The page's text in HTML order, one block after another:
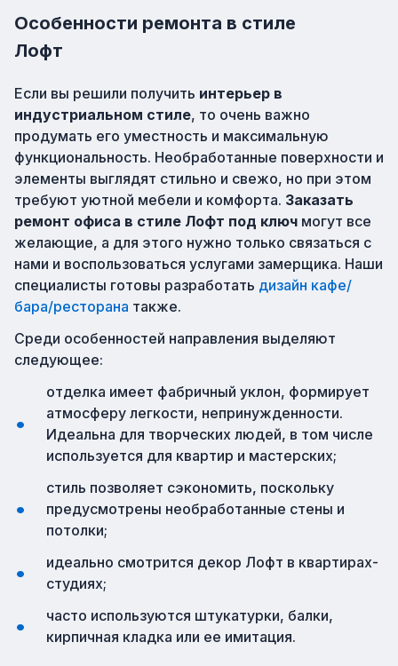
Особенности ремонта в стиле
Лофт
Если вы решили получить интерьер в
индустриальном стиле, то очень важно
продумать его уместность и максимальную
функциональность. Необработанные поверхности и
элементы выглядят стильно и свежо, но при этом
требуют уютной мебели и комфорта. Заказать
ремонт офиса в стиле Лофт под ключ могут все
желающие, а для этого нужно только связаться с
нами и воспользоваться услугами замерщика. Наши
специалисты готовы разработать дизайн кафе/
бара/ресторана также.
Среди особенностей направления выделяют
следующее:
отделка имеет фабричный уклон, формирует
атмосферу легкости, непринужденности.
Идеальна для творческих людей, в том числе
используется для квартир и мастерских;
стиль позволяет сэкономить, поскольку
предусмотрены необработанные стены и
потолки;
идеально смотрится декор Лофт в квартирах-
студиях;
часто используются штукатурки, балки,
кирпичная кладка или ее имитация.